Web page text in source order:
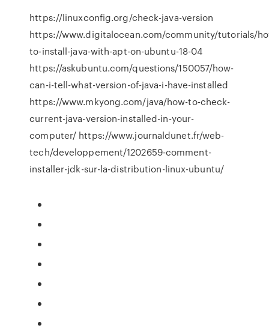
https://linuxconfig.org/check-java-version
https://www.digitalocean.com/community/tutorials/
to-install-java-with-apt-on-ubuntu-18-04
https://askubuntu.com/questions/150057/how-
can-i-tell-what-version-of-java-i-have-installed
https://www.mkyong.com/java/how-to-check-
current-java-version-installed-in-your-
computer/ https://www.journaldunet.fr/web-
tech/developpement/1202659-comment-
installer-jdk-sur-la-distribution-linux-ubuntu/